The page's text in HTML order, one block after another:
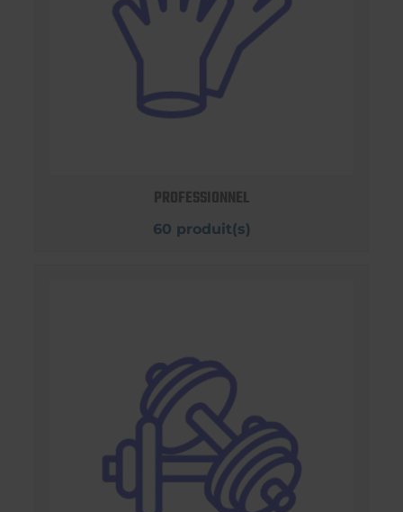
PROFESSIONNEL
60 produit(s)